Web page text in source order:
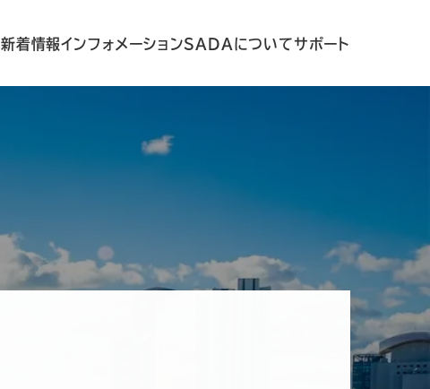
新着情報インフォメーションSADAについてサポート